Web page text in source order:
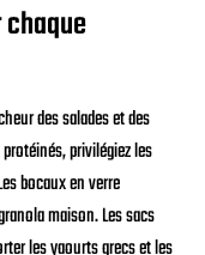
des salades et des
privilégiez les
bocaux en verre
maison. Les sacs